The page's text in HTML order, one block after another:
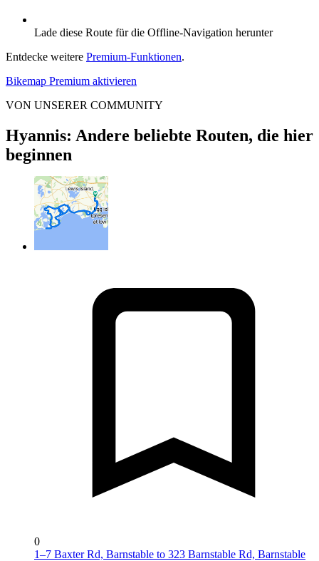
Lade diese Route für die Offline-Navigation herunter
Entdecke weitere Premium-Funktionen.
Bikemap Premium aktivieren
VON UNSERER COMMUNITY
Hyannis: Andere beliebte Routen, die hier
beginnen
0
1–7 Baxter Rd, Barnstable to 323 Barnstable Rd, Barnstable